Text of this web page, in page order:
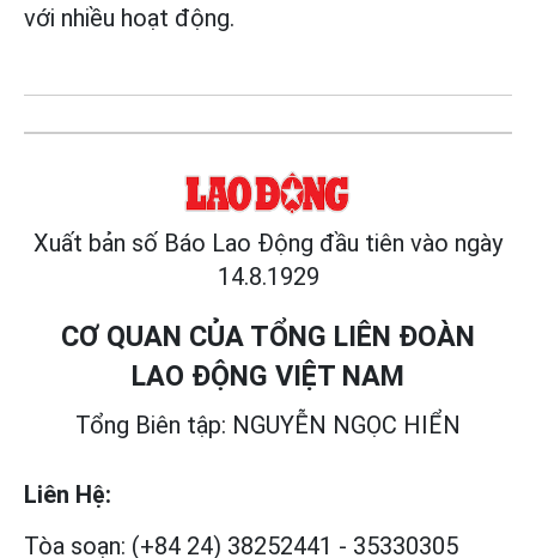
với nhiều hoạt động.
Xuất bản số Báo Lao Động đầu tiên vào ngày
14.8.1929
CƠ QUAN CỦA TỔNG LIÊN ĐOÀN
LAO ĐỘNG VIỆT NAM
Tổng Biên tập: NGUYỄN NGỌC HIỂN
Liên Hệ:
Tòa soạn: (+84 24) 38252441 - 35330305